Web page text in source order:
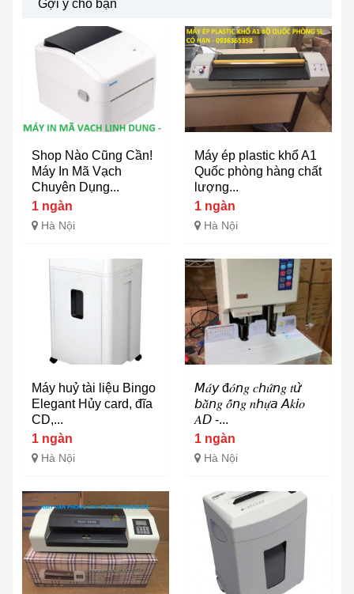
Gợi ý cho bạn
Shop Nào Cũng Cần!
Máy In Mã Vạch
Chuyên Dụng...
1 ngàn
Hà Nội
Máy ép plastic khổ A1
Quốc phòng hàng chất
lượng...
1 ngàn
Hà Nội
Máy huỷ tài liệu Bingo
Elegant Hủy card, đĩa
CD,...
1 ngàn
Hà Nội
𝘔𝑎́𝘺 đ𝑜́𝘯𝑔 𝑐𝘩𝑢̛́𝘯𝑔 𝑡𝘶̛̀
𝘣𝑎̆̀𝘯𝑔 𝑜̂́𝘯𝑔 𝑛𝘩𝑢̛̣𝘢 𝘈𝑘𝘪𝑜
𝐴𝘋 -...
1 ngàn
Hà Nội